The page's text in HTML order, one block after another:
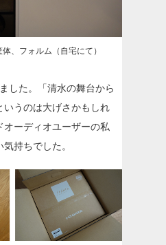
、フォルム（自宅にて）
した。「清水の舞台から
いうのは大げさかもしれ
オーディオユーザーの私
持ちでした。